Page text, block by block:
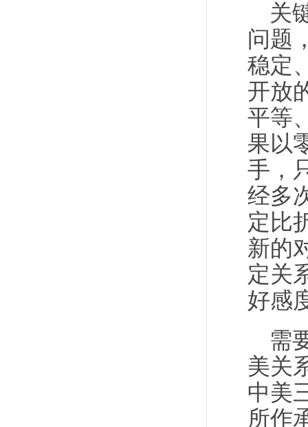
关
问题
稳定
开放
平等
果以
手，
经多
定比
新的
定关
好感
需
美关
中美
所作